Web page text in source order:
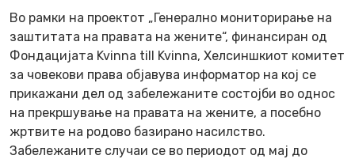
Bo рамки на проектот „Генерално мониторирање на
заштитата на правата на жените“, финансиран од
Фондацијата Kvinna till Kvinna, Хелсиншкиот комитет
за човекови права објавува информатор на кој се
прикажани дел од забележаните состојби во однос
на прекршување на правата на жените, а посебно
жртвите на родово базирано насилство.
Забележаните случаи се во периодот од мај до